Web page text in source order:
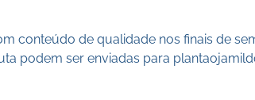
conteúdo de qualidade nos finais de
podem ser enviadas para